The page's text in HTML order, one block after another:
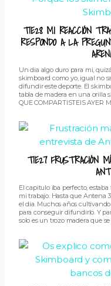
T1E28 MI REACCIÓN
RESPONDO A LA
Un dia algo duro para mi,
skimboard como yo, igual no
difundir este deporte. El
tabla de madera en una orilla
QUE COMPARTISTEIS AYER
T1E27 FRUSTRACIÓN
El capitulo iba perfecto,
mi trabajo. Hasta que Antena
el dia. Muchos años
para conseguir difundirlo. Y
solo es un trozo madera que